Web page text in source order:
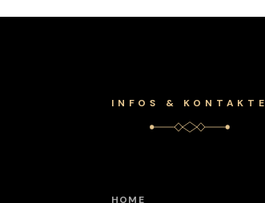
INFOS & KONTAKTE
HOME